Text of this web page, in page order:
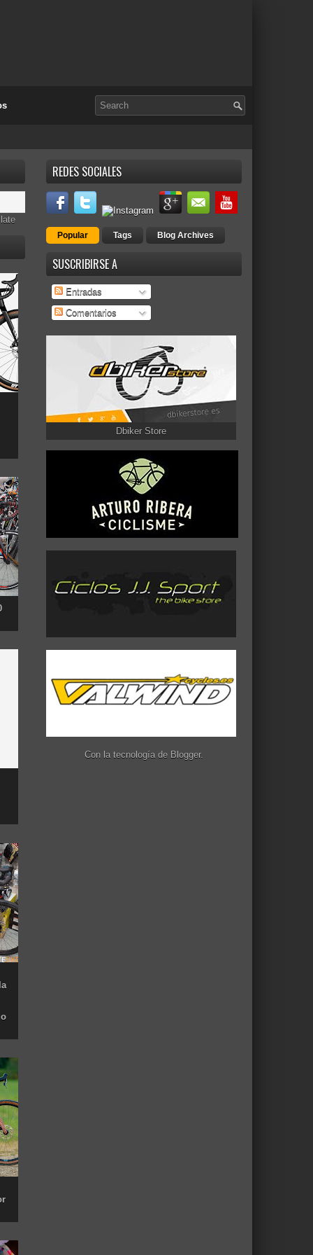
REDES SOCIALES
Popular Tags Blog Archives
SUSCRIBIRSE A
Entradas
Comentarios
Dbiker Store
Con la tecnología de Blogger.